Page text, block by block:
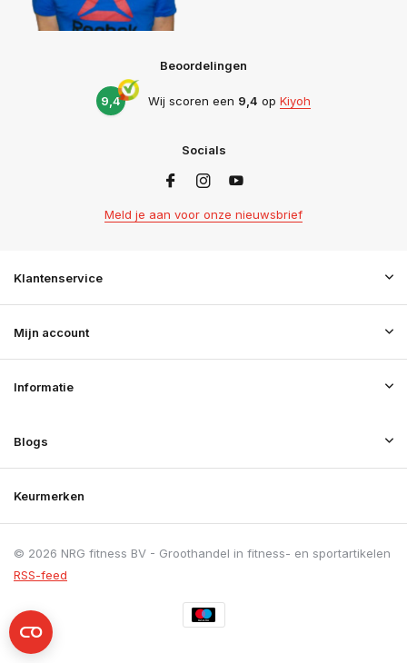
Beoordelingen
9,4 Wij scoren een 9,4 op Kiyoh
Socials
Meld je aan voor onze nieuwsbrief
Klantenservice
Mijn account
Informatie
Blogs
Keurmerken
© 2026 NRG fitness BV - Groothandel in fitness- en sportartikelen
RSS-feed